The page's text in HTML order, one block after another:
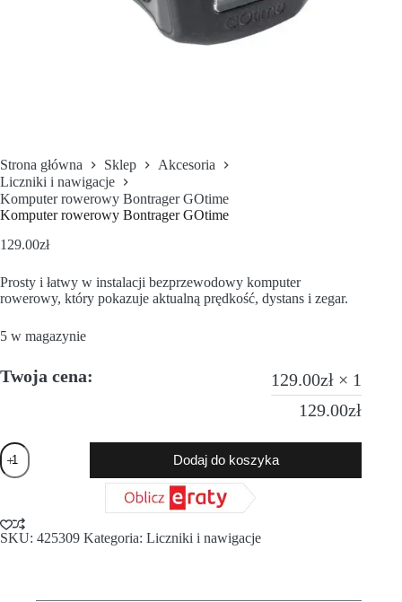
Strona główna Sklep
Akcesoria
Liczniki i nawigacje
Komputer rowerowy Bontrager GOtime
Komputer rowerowy Bontrager GOtime
129.00zł
Prosty i łatwy w instalacji bezprzewodowy komputer
rowerowy, który pokazuje aktualną prędkość, dystans i zegar.
5 w magazynie
Twoja cena: 129.00zł × 1
129.00zł
Dodaj do koszyka
SKU: 425309 Kategoria: Liczniki i nawigacje